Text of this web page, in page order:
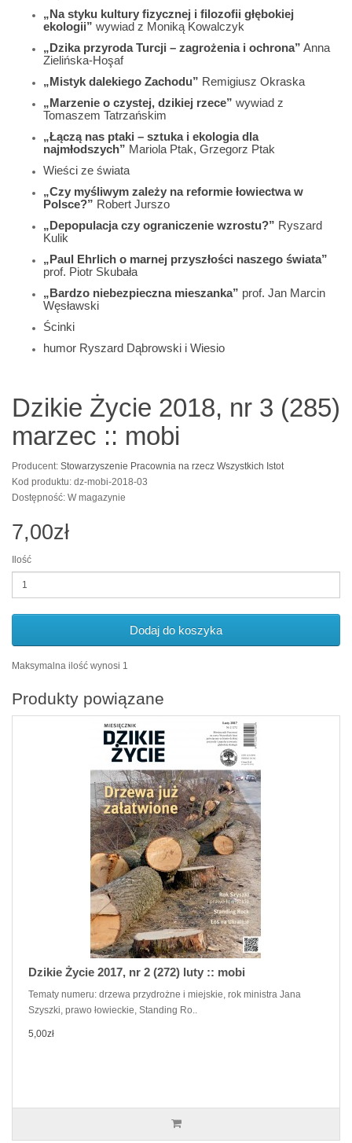
„Na styku kultury fizycznej i filozofii głębokiej
ekologii” wywiad z Moniką Kowalczyk
„Dzika przyroda Turcji – zagrożenia i ochrona” Anna
Zielińska-Hoşaf
„Mistyk dalekiego Zachodu” Remigiusz Okraska
„Marzenie o czystej, dzikiej rzece” wywiad z
Tomaszem Tatrzańskim
„Łączą nas ptaki – sztuka i ekologia dla
najmłodszych” Mariola Ptak, Grzegorz Ptak
Wieści ze świata
„Czy myśliwym zależy na reformie łowiectwa w
Polsce?” Robert Jurszo
„Depopulacja czy ograniczenie wzrostu?” Ryszard
Kulik
„Paul Ehrlich o marnej przyszłości naszego świata”
prof. Piotr Skubała
„Bardzo niebezpieczna mieszanka” prof. Jan Marcin
Węsławski
Ścinki
humor Ryszard Dąbrowski i Wiesio
Dzikie Życie 2018, nr 3 (285)
marzec :: mobi
Producent: Stowarzyszenie Pracownia na rzecz Wszystkich Istot
Kod produktu: dz-mobi-2018-03
Dostępność: W magazynie
7,00zł
Ilość
Dodaj do koszyka
Maksymalna ilość wynosi 1
Produkty powiązane
Dzikie Życie 2017, nr 2 (272) luty :: mobi
Tematy numeru: drzewa przydrożne i miejskie, rok ministra Jana
Szyszki, prawo łowieckie, Standing Ro..
5,00zł